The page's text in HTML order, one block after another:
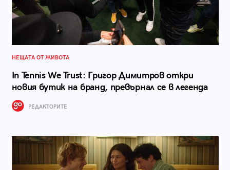
НЕЩАТА ОТ ЖИВОТА
In Tennis We Trust: Григор Димитров откри
новия бутик на бранд, превърнал се в легенда
РЕДАКТОРИТЕ